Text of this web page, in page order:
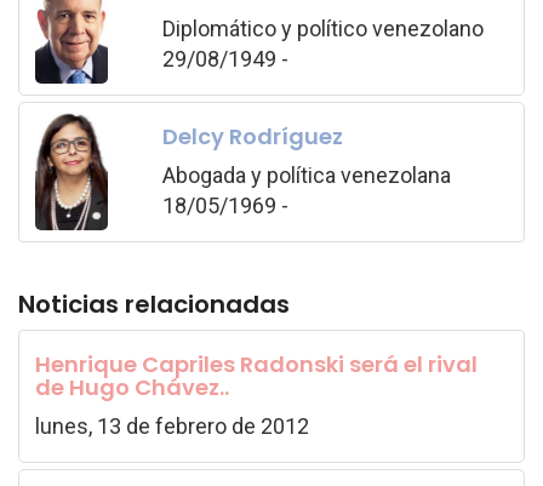
Diplomático y político venezolano
29/08/1949 -
Delcy Rodríguez
Abogada y política venezolana
18/05/1969 -
Noticias relacionadas
Henrique Capriles Radonski será el rival
de Hugo Chávez..
lunes, 13 de febrero de 2012